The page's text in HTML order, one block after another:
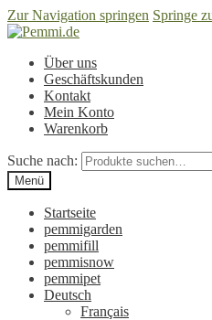
Zur Navigation springen Springe
Über uns
Geschäftskunden
Kontakt
Mein Konto
Warenkorb
Suche nach:
Menü
Startseite
pemmigarden
pemmifill
pemmisnow
pemmipet
Deutsch
Français